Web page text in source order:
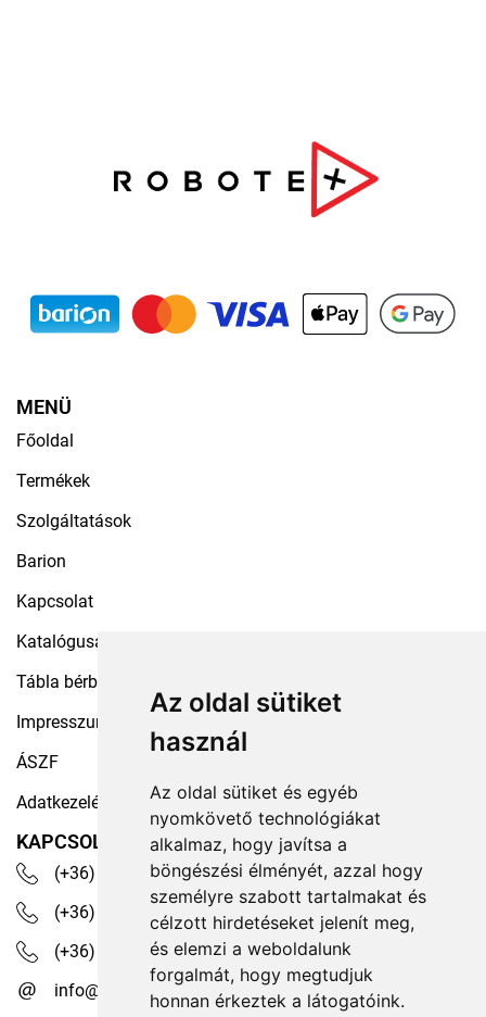
Az oldal sütiket
használ
Az oldal sütiket és egyéb
nyomkövető technológiákat
alkalmaz, hogy javítsa a
böngészési élményét, azzal hogy
személyre szabott tartalmakat és
célzott hirdetéseket jelenít meg,
és elemzi a weboldalunk
forgalmát, hogy megtudjuk
honnan érkeztek a látogatóink.
MENÜ
Főoldal
Termékek
Szolgáltatások
Barion
Kapcsolat
Katalógusaink
Tábla bérbeadás
Impresszum
ÁSZF
Adatkezelési tájékoztató
KAPCSOLAT
(+36) 30 535 4503
(+36) 1 329 7472
(+36) 1 350 1236
info@robotex.hu